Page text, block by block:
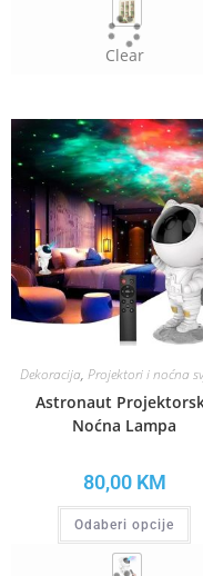
Clear
Dekoracija, Projektori i noćna
Astronaut
Noćna Lampa
80,00 KM
Odaberi opcije